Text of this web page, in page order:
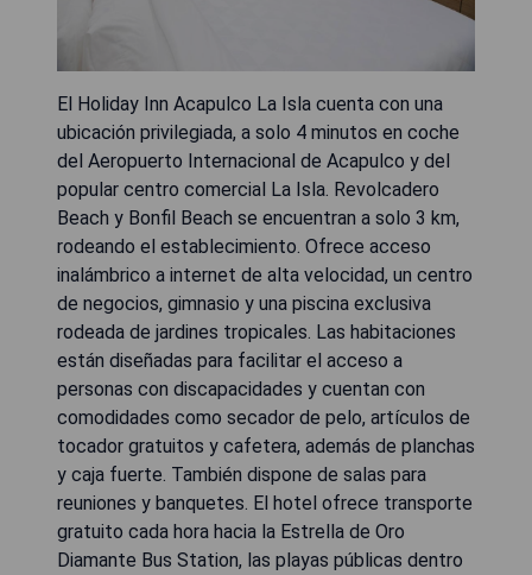
El Holiday Inn Acapulco La Isla cuenta con una
ubicación privilegiada, a solo 4 minutos en coche
del Aeropuerto Internacional de Acapulco y del
popular centro comercial La Isla. Revolcadero
Beach y Bonfil Beach se encuentran a solo 3 km,
rodeando el establecimiento. Ofrece acceso
inalámbrico a internet de alta velocidad, un centro
de negocios, gimnasio y una piscina exclusiva
rodeada de jardines tropicales. Las habitaciones
están diseñadas para facilitar el acceso a
personas con discapacidades y cuentan con
comodidades como secador de pelo, artículos de
tocador gratuitos y cafetera, además de planchas
y caja fuerte. También dispone de salas para
reuniones y banquetes. El hotel ofrece transporte
gratuito cada hora hacia la Estrella de Oro
Diamante Bus Station, las playas públicas dentro